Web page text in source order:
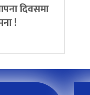
दिवसमा
!